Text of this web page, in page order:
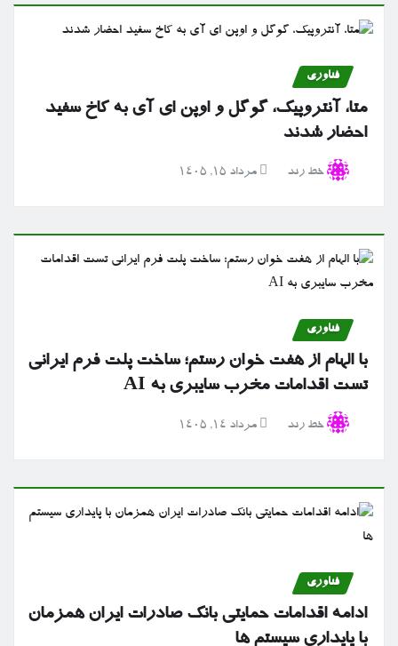
فناوری
متا، آنتروپیک، گوگل و اوپن ای آی به کاخ سفید
احضار شدند
خط رند مرداد ۱۵, ۱۴۰۵
فناوری
با الهام از هفت خوان رستم؛ ساخت پلت فرم ایرانی
تست اقدامات مخرب سایبری به AI
خط رند مرداد ۱۴, ۱۴۰۵
فناوری
ادامه اقدامات حمایتی بانک صادرات ایران همزمان
با پایداری سیستم ها